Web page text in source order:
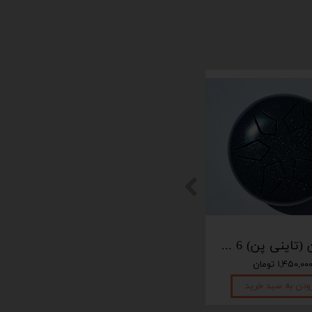
پیکوپن (تاینی پن) 6 نت برند دلکو
۱,۴۵۰,۰۰۰ تومان
به سبد خرید